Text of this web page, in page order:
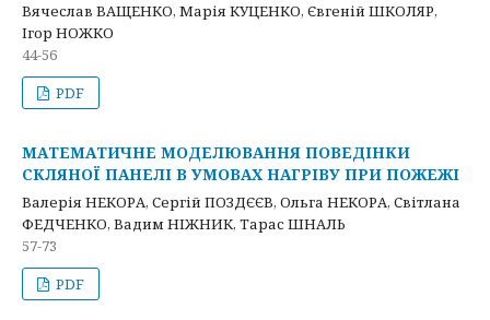
Вячеслав ВАЩЕНКО, Марія КУЦЕНКО, Євгеній ШКОЛЯР,
Ігор НОЖКО
44-56
PDF
МАТЕМАТИЧНЕ МОДЕЛЮВАННЯ ПОВЕДІНКИ
СКЛЯНОЇ ПАНЕЛІ В УМОВАХ НАГРІВУ ПРИ ПОЖЕЖІ
Валерія НЕКОРА, Сергій ПОЗДЄЄВ, Ольга НЕКОРА, Світлана
ФЕДЧЕНКО, Вадим НІЖНИК, Тарас ШНАЛЬ
57-73
PDF